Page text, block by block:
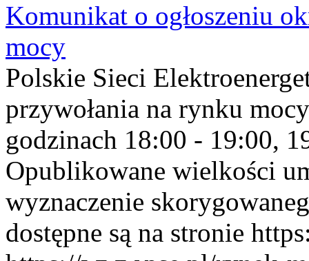
Komunikat o ogłoszeniu
mocy
Polskie Sieci
przywołania na rynku
godzinach 18:00 - 19:00,
Opublikowane wielkości
wyznaczenie
dostępne są na stronie